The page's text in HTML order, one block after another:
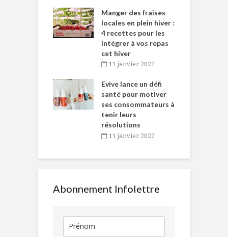
Manger des fraises
locales en plein hiver :
4 recettes pour les
intégrer à vos repas
cet hiver
11 janvier 2022
Evive lance un défi
santé pour motiver
ses consommateurs à
tenir leurs
résolutions
11 janvier 2022
Abonnement Infolettre